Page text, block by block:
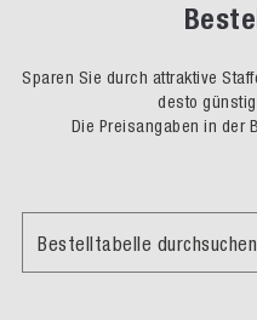
Sparen Sie durch attraktive
desto
Die Preisangaben in der
Bestelltabelle durchsuchen